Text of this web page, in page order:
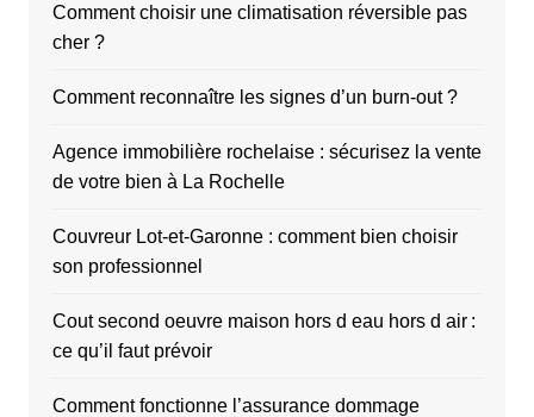
Comment choisir une climatisation réversible pas
cher ?
Comment reconnaître les signes d’un burn-out ?
Agence immobilière rochelaise : sécurisez la vente
de votre bien à La Rochelle
Couvreur Lot-et-Garonne : comment bien choisir
son professionnel
Cout second oeuvre maison hors d eau hors d air :
ce qu’il faut prévoir
Comment fonctionne l’assurance dommage